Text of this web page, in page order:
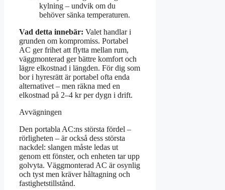
kylning – undvik om du
behöver sänka temperaturen.
Vad detta innebär: Valet handlar i
grunden om kompromiss. Portabel
AC ger frihet att flytta mellan rum,
väggmonterad ger bättre komfort och
lägre elkostnad i längden. För dig som
bor i hyresrätt är portabel ofta enda
alternativet – men räkna med en
elkostnad på 2–4 kr per dygn i drift.
Avvägningen
Den portabla AC:ns största fördel –
rörligheten – är också dess största
nackdel: slangen måste ledas ut
genom ett fönster, och enheten tar upp
golvyta. Väggmonterad AC är osynlig
och tyst men kräver håltagning och
fastighetstillstånd.